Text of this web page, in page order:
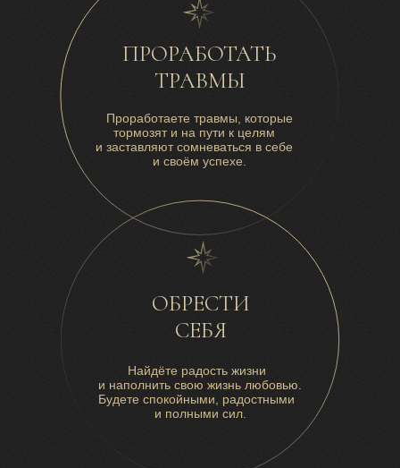
Найдёте радость жизни
и наполнить свою жизнь любовью.
Будете спокойными, радостными
и полными сил.
ОБРЕСТИ
СЕБЯ
Проработаете травмы, которые
тормозят и на пути к целям
и заставляют сомневаться в себе
и своём успехе.
ПРОРАБОТАТЬ
ТРАВМЫ